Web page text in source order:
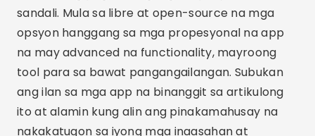
Mga Kaugnay na Artikulo